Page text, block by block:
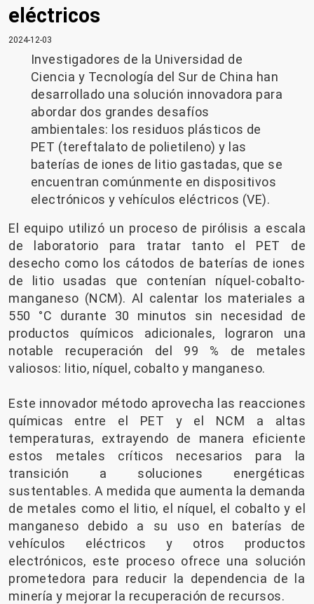
eléctricos
2024-12-03
Investigadores de la Universidad de
Ciencia y Tecnología del Sur de China han
desarrollado una solución innovadora para
abordar dos grandes desafíos
ambientales: los residuos plásticos de
PET (tereftalato de polietileno) y las
baterías de iones de litio gastadas, que se
encuentran comúnmente en dispositivos
electrónicos y vehículos eléctricos (VE).
El equipo utilizó un proceso de pirólisis a escala
de laboratorio para tratar tanto el PET de
desecho como los cátodos de baterías de iones
de litio usadas que contenían níquel-cobalto-
manganeso (NCM). Al calentar los materiales a
550 °C durante 30 minutos sin necesidad de
productos químicos adicionales, lograron una
notable recuperación del 99 % de metales
valiosos: litio, níquel, cobalto y manganeso.
Este innovador método aprovecha las reacciones
químicas entre el PET y el NCM a altas
temperaturas, extrayendo de manera eficiente
estos metales críticos necesarios para la
transición a soluciones energéticas
sustentables. A medida que aumenta la demanda
de metales como el litio, el níquel, el cobalto y el
manganeso debido a su uso en baterías de
vehículos eléctricos y otros productos
electrónicos, este proceso ofrece una solución
prometedora para reducir la dependencia de la
minería y mejorar la recuperación de recursos.